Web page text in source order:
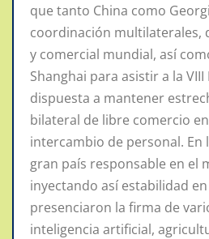
que tanto China como
coordinación multilaterales,
y comercial mundial, así
Shanghai para asistir a la
dispuesta a mantener
bilateral de libre comercio
intercambio de personal.
gran país responsable en el
inyectando así estabilidad
presenciaron la firma de
inteligencia artificial,